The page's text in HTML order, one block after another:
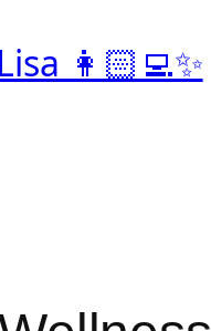
👩🏻‍💻✨